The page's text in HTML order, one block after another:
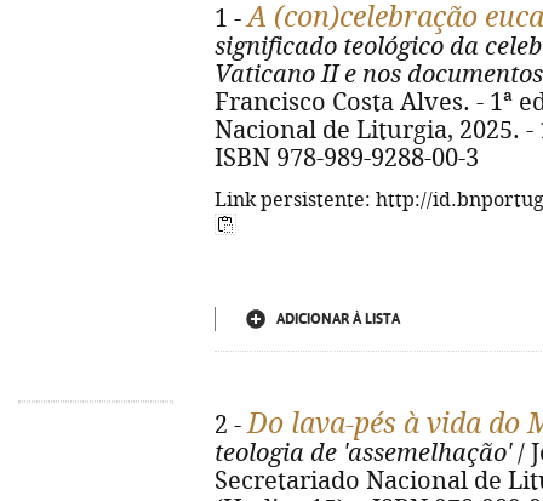
1 -A (con)celebração
significado teológico da
Vaticano II e nos
Francisco Costa Alves. - 1ª
Nacional de Liturgia, 2025. -
ISBN 978-989-9288-00-3
Link persistente: http://
ADICIONAR À LISTA
2 -Do lava-pés à vida do
teologia de 'assemelhação'/
Secretariado Nacional de